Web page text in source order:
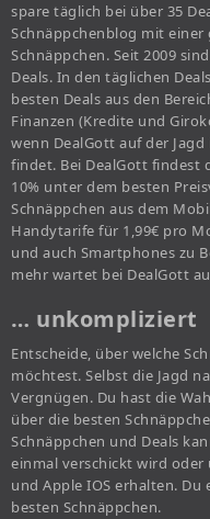
spare täglich bei über 35
Schnäppchenblog mit
Schnäppchen. Seit 2009
Deals. In den täglichen
besten Deals aus den
Finanzen (Kredite und
wenn DealGott auf der
findet. Bei DealGott findest
10% unter dem besten
Schnäppchen aus dem
Handytarife für 1,99€ pro
und auch Smartphones zu
mehr wartet bei DealGott
… unkompliziert
Entscheide, über welche
möchtest. Selbst die Jagd
Vergnügen. Du hast die
über die besten
Schnäppchen und Deals
einmal verschickt wird
und Apple IOS erhalten.
besten Schnäppchen.